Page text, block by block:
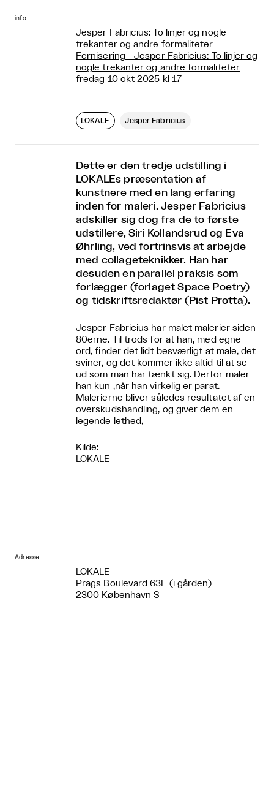
info
Jesper Fabricius: To linjer og nogle
trekanter og andre formaliteter
Fernisering - Jesper Fabricius: To linjer og
nogle trekanter og andre formaliteter
fredag 10 okt 2025 kl 17
LOKALE Jesper Fabricius
Dette er den tredje udstilling i
LOKALEs præsentation af
kunstnere med en lang erfaring
inden for maleri. Jesper Fabricius
adskiller sig dog fra de to første
udstillere, Siri Kollandsrud og Eva
Øhrling, ved fortrinsvis at arbejde
med collageteknikker. Han har
desuden en parallel praksis som
forlægger (forlaget Space Poetry)
og tidskriftsredaktør (Pist Protta).
Jesper Fabricius har malet malerier siden
80erne. Til trods for at han, med egne
ord, finder det lidt besværligt at male, det
sviner, og det kommer ikke altid til at se
ud som man har tænkt sig. Derfor maler
han kun ,når han virkelig er parat.
Malerierne bliver således resultatet af en
overskudshandling, og giver dem en
legende lethed,
Kilde:
LOKALE
Adresse
LOKALE
Prags Boulevard 63E (i gården)
2300 København S